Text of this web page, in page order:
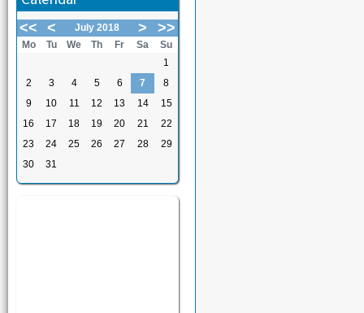
<< < July 2018 > >>
Mo Tu We Th Fr Sa
Su
1
2
3 4 5 6 7
8
9
10 11 12 13 14
15
16
17 18 19 20 21
22
23
24 25 26 27 28
29
30
31